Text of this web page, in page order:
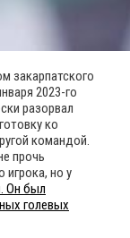
закарпатского
2023-го
разорвал
ко
командой.
прочь
игрока, но у
Он был
голевых